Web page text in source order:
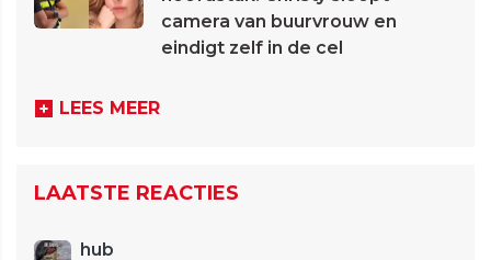
camera van buurvrouw en
eindigt zelf in de cel
LEES MEER
LAATSTE REACTIES
hub